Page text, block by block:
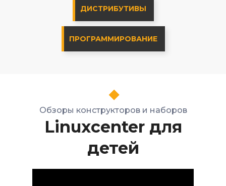
ДИСТРИБУТИВЫ
ПРОГРАММИРОВАНИЕ
Обзоры конструкторов и наборов
Linuxcenter для
детей